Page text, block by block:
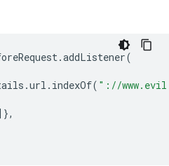
.addListener(
.url . indexOf( "://